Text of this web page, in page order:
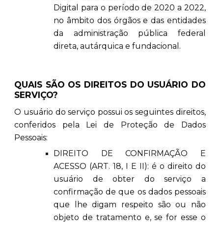
Digital para o período de 2020 a 2022,
no âmbito dos órgãos e das entidades
da administração pública federal
direta, autárquica e fundacional.
QUAIS SÃO OS DIREITOS DO USUÁRIO DO
SERVIÇO?
O usuário do serviço possui os seguintes direitos,
conferidos pela Lei de Proteção de Dados
Pessoais:
DIREITO DE CONFIRMAÇÃO E
ACESSO (ART. 18, I E II): é o direito do
usuário de obter do serviço a
confirmação de que os dados pessoais
que lhe digam respeito são ou não
objeto de tratamento e, se for esse o